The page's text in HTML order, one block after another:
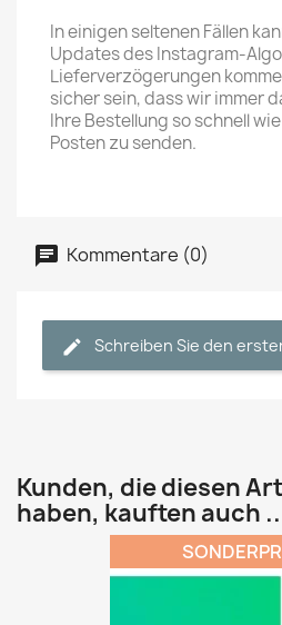
In einigen seltenen Fällen
Updates des Instagram-
Lieferverzögerungen
sicher sein, dass wir immer
Ihre Bestellung so schnell
Posten zu senden.
Kommentare (0)
Schreiben Sie den
Kunden, die diesen
haben, kauften auch